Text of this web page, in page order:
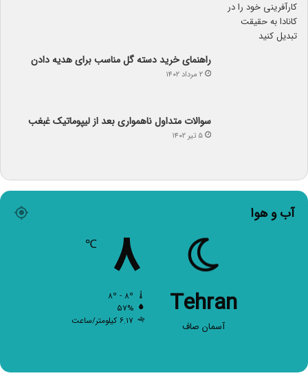
راهنمای خرید دسته گل مناسب برای هدیه دادن
۲ مرداد ۱۴۰۲
سوالات متداول ناهمواری بعد از لیپوماتیک غبغب
۵ تیر ۱۴۰۲
آب و هوا
Tehran
آسمان صاف
۸
۵۷%
۶.۱۷ کیلومتر/ساعت